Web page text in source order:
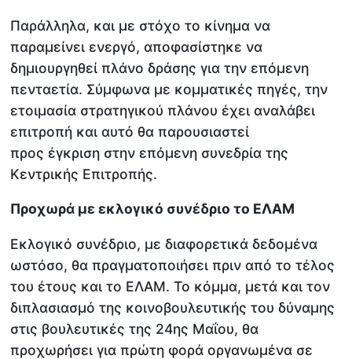
Παράλληλα, και με στόχο το κίνημα να
παραμείνει ενεργό, αποφασίστηκε να
δημιουργηθεί πλάνο δράσης για την επόμενη
πενταετία. Σύμφωνα με κομματικές πηγές, την
ετοιμασία στρατηγικού πλάνου έχει αναλάβει
επιτροπή και αυτό θα παρουσιαστεί
προς έγκριση στην επόμενη συνεδρία της
Κεντρικής Επιτροπής.
Προχωρά με εκλογικό συνέδριο το ΕΛΑΜ
Εκλογικό συνέδριο, με διαφορετικά δεδομένα
ωστόσο, θα πραγματοποιήσει πριν από το τέλος
του έτους και το ΕΛΑΜ. Το κόμμα, μετά και τον
διπλασιασμό της κοινοβουλευτικής του δύναμης
στις βουλευτικές της 24ης Μαΐου, θα
προχωρήσει για πρώτη φορά οργανωμένα σε